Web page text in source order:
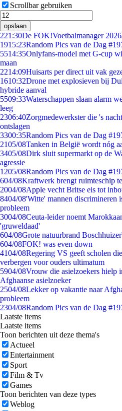
Scrollbar gebruiken
opslaan
221:30De FOK!Voetbalmanager
1915:23Random Pics van de Dag
5514:35Onlyfans-model met G-cup
maan
2214:09Huisarts per direct uit vak
1610:32Drone met explosieven bij
hybride aanval
5509:33Waterschappen slaan alarm
leeg
2306:40Zorgmedewerkster die 's
ontslagen
3300:35Random Pics van de Dag
2105/08Tanken in België wordt nóg
3405/08Dirk sluit supermarkt op de
agressie
1205/08Random Pics van de Dag
604/08Kraftwerk brengt ruimteschip
2004/08Apple vecht Britse eis tot
8404/08'Witte' mannen discrimineren
probleem
3004/08Ceuta-leider noemt
'gruweldaad'
604/08Grote natuurbrand
604/08FOK! was even down
4104/08Regering VS geeft scholen
verbergen voor ouders ultimatum
5904/08Vrouw die asielzoekers hielp
Afghaanse asielzoeker
2504/08Lekker op vakantie naar
probleem
2304/08Random Pics van de Dag
Laatste items
Laatste items
Toon berichten uit deze thema's
Actueel
Entertainment
Sport
Film & Tv
Games
Toon berichten van deze types
Weblog